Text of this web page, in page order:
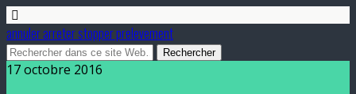
annuler arreter stopper prelevement
17 octobre 2016